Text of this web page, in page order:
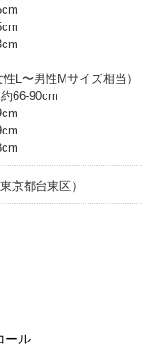
性L〜男性Mサイズ相当）
66-90cm
京都台東区）
ール